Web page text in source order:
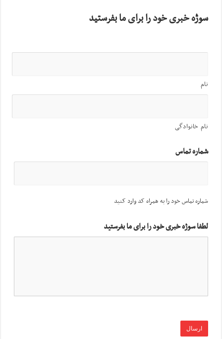
سوژه خبری خود را برای ما بفرستید
نام
نام خانوادگی
شماره تماس
شماره تماس خود را به همراه کد وارد کنید
لطفا سوژه خبری خود را برای ما بفرستید